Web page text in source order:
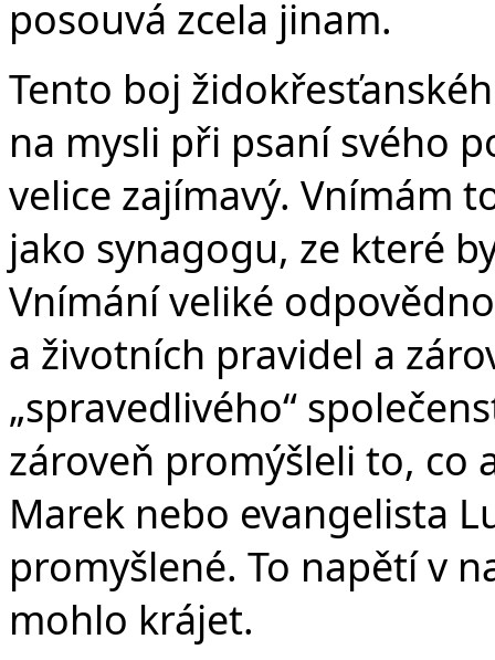
posouvá zcela jinam.
Tento boj
na mysli při psaní svého
velice zajímavý. Vnímám
jako synagogu, ze které
Vnímání veliké
a životních pravidel a
„spravedlivého“
zároveň promýšleli to, co
Marek nebo evangelista
promyšlené. To napětí v
mohlo krájet.